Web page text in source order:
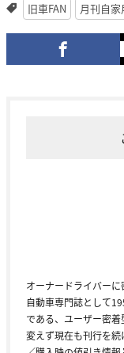
旧車FAN
月刊自家
オーナードライバー
自動車専門誌として
である、ユーザー密
変えず現在も刊行を